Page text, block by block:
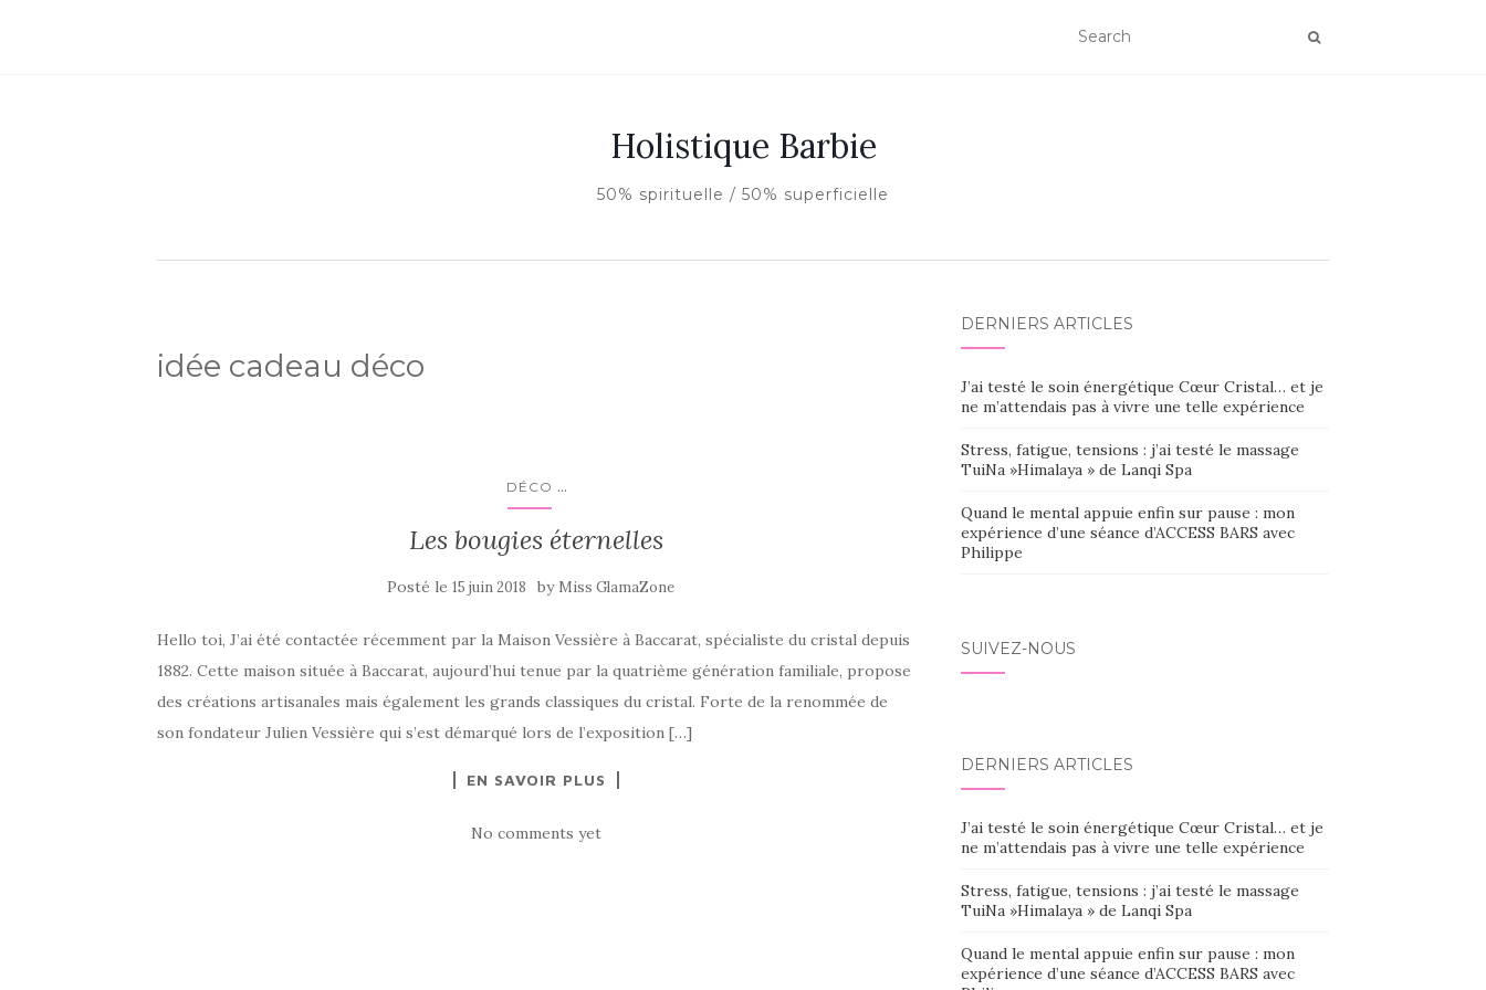
Holistique Barbie
50% spirituelle / 50% superficielle
idée cadeau déco
DÉCO ...
Les bougies éternelles
Posté le15 juin 2018 by Miss GlamaZone
Hello toi, J’ai été contactée récemment par la Maison Vessière à Baccarat, spécialiste du cristal depuis
1882. Cette maison située à Baccarat, aujourd’hui tenue par la quatrième génération familiale, propose
des créations artisanales mais également les grands classiques du cristal. Forte de la renommée de
son fondateur Julien Vessière qui s’est démarqué lors de l’exposition […]
EN SAVOIR PLUS
No comments yet
DERNIERS ARTICLES
J’ai testé le soin énergétique Cœur Cristal… et je
ne m’attendais pas à vivre une telle expérience
Stress, fatigue, tensions : j’ai testé le massage
TuiNa »Himalaya » de Lanqi Spa
Quand le mental appuie enfin sur pause : mon
expérience d’une séance d’ACCESS BARS avec
Philippe
SUIVEZ-NOUS
DERNIERS ARTICLES
J’ai testé le soin énergétique Cœur Cristal… et je
ne m’attendais pas à vivre une telle expérience
Stress, fatigue, tensions : j’ai testé le massage
TuiNa »Himalaya » de Lanqi Spa
Quand le mental appuie enfin sur pause : mon
expérience d’une séance d’ACCESS BARS avec